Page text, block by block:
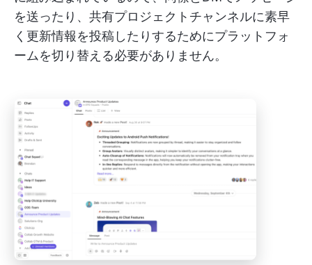
を送ったり、共有プロジェクトチャンネルに素早
く更新情報を投稿したりするためにプラットフォ
ームを切り替える必要がありません。